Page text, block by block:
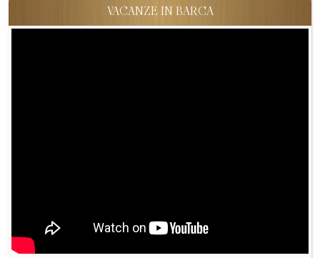
VACANZE IN BARCA